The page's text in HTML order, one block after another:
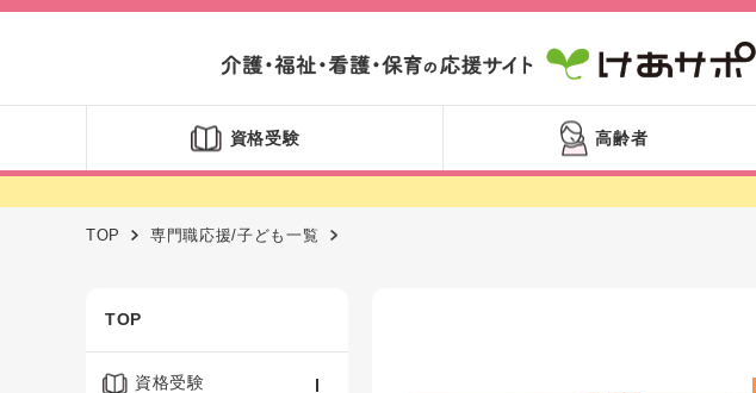
資格受験 高齢者
TOP 専門職応援/子ども一覧
TOP
資格受験